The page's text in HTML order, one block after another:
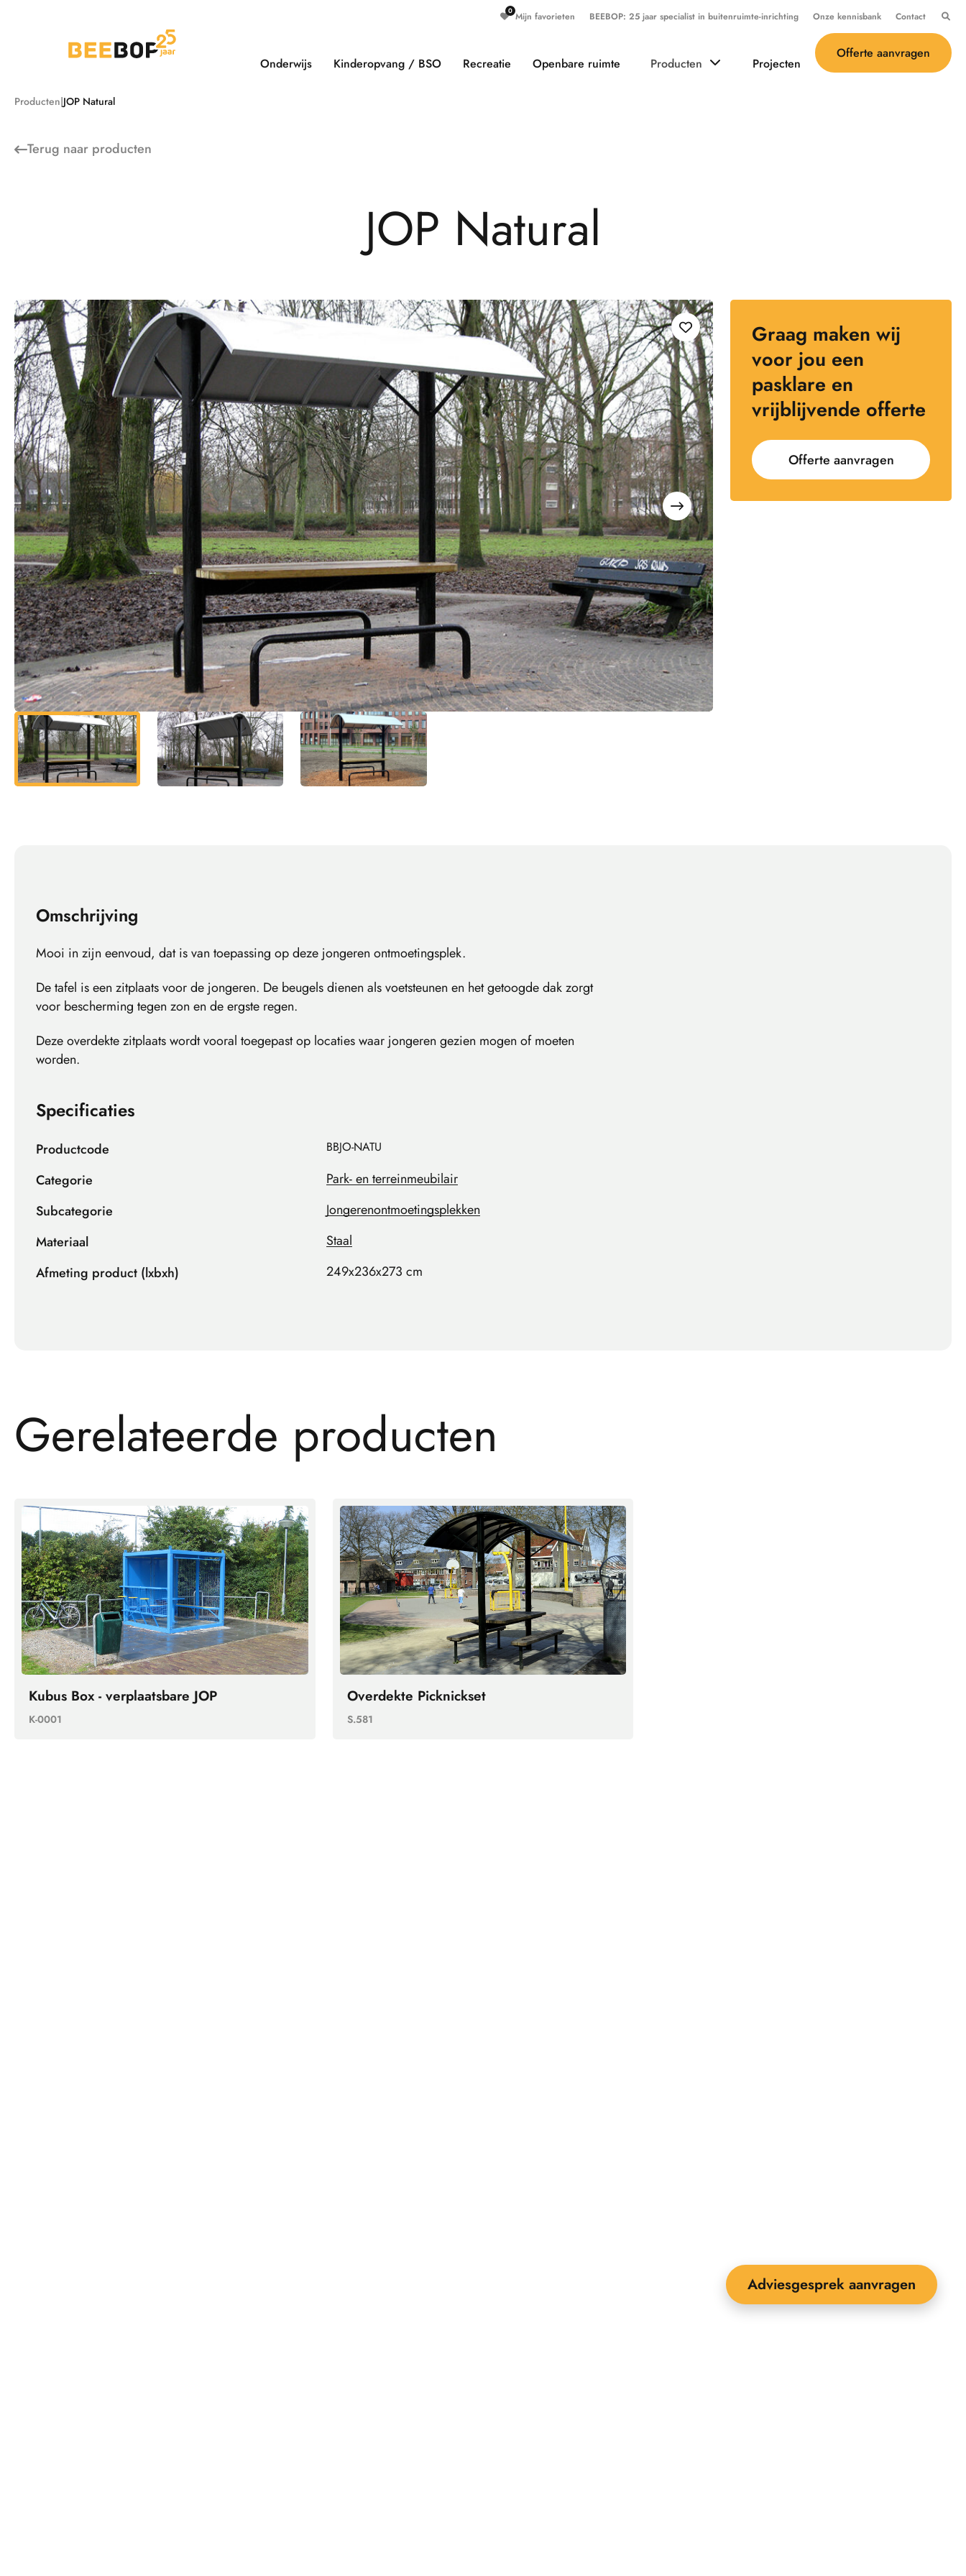
Mijn favorieten BEEBOP: 25 jaar specialist in buitenruimte-inrichting Onze kennisbank Contact
Offerte aanvragen
Onderwijs Kinderopvang / BSO Recreatie Openbare ruimte Producten Projecten
Producten JOP Natural
Terug naar producten
JOP Natural
Graag maken wij
voor jou een
pasklare en
vrijblijvende offerte
Offerte aanvragen
Omschrijving
Mooi in zijn eenvoud, dat is van toepassing op deze jongeren ontmoetingsplek.
De tafel is een zitplaats voor de jongeren. De beugels dienen als voetsteunen en het getoogde dak zorgt
voor bescherming tegen zon en de ergste regen.
Deze overdekte zitplaats wordt vooral toegepast op locaties waar jongeren gezien mogen of moeten
worden.
Specificaties
Productcode BBJO-NATU
Categorie
Park- en terreinmeubilair
Subcategorie
Jongerenontmoetingsplekken
Materiaal
Staal
Afmeting product (lxbxh)
249x236x273 cm
Gerelateerde producten
Kubus Box - verplaatsbare JOP
K-0001
Overdekte Picknickset
S.581
Adviesgesprek aanvragen